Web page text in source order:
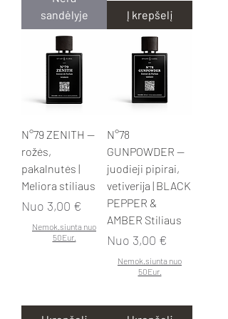
sandėlyje
Į krepšelį
N°79 ZENITH —
rožės,
pakalnutės |
Meliora stiliaus
Nuo 3,00 €
Pardavimo kaina
Nemok.siunta nuo
50Eur.
N°78
GUNPOWDER —
juodieji pipirai,
vetiverija | BLACK
PEPPER &
AMBER Stiliaus
Nuo 3,00 €
Pardavimo kaina
Nemok.siunta nuo
50Eur.